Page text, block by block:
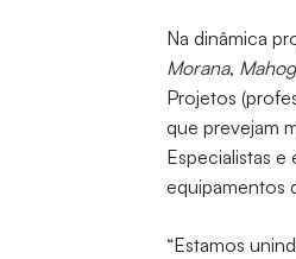
Na dinâmica
Morana,
Projetos
que prevejam
Especialistas e
equipamentos
“Estamos